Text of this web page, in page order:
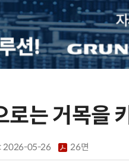
는 거목을
2026-05-26 26면